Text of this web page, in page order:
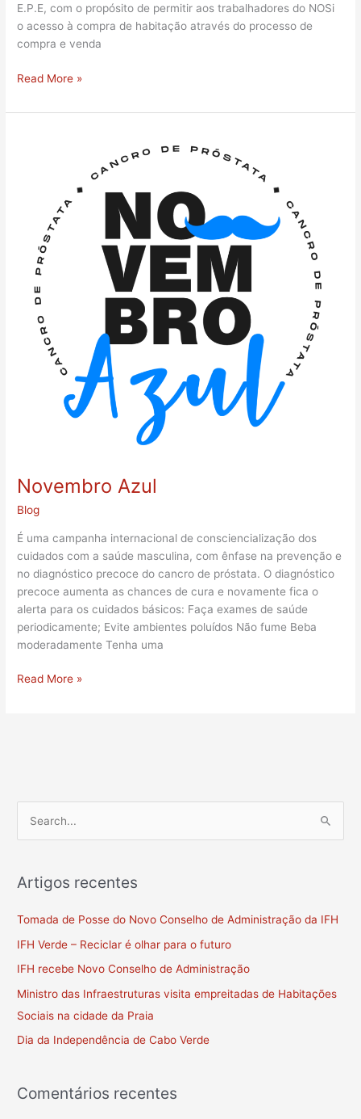
E.P.E, com o propósito de permitir aos trabalhadores do NOSi
o acesso à compra de habitação através do processo de
compra e venda
Read More »
Novembro Azul
Blog
É uma campanha internacional de consciencialização dos
cuidados com a saúde masculina, com ênfase na prevenção e
no diagnóstico precoce do cancro de próstata. O diagnóstico
precoce aumenta as chances de cura e novamente fica o
alerta para os cuidados básicos: Faça exames de saúde
periodicamente; Evite ambientes poluídos Não fume Beba
moderadamente Tenha uma
Read More »
r
o
r
:
Artigos recentes
Tomada de Posse do Novo Conselho de Administração da IFH
IFH Verde – Reciclar é olhar para o futuro
IFH recebe Novo Conselho de Administração
Ministro das Infraestruturas visita empreitadas de Habitações
Sociais na cidade da Praia
Dia da Independência de Cabo Verde
Comentários recentes